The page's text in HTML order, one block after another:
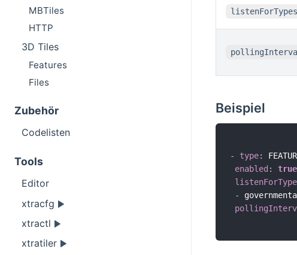
MBTiles
HTTP
3D Tiles
Features
Files
Zubehör
Codelisten
Tools
Editor
xtracfg
xtractl
xtratiler
listenForTypes
Beispiel
- type:
enabled :
true
-